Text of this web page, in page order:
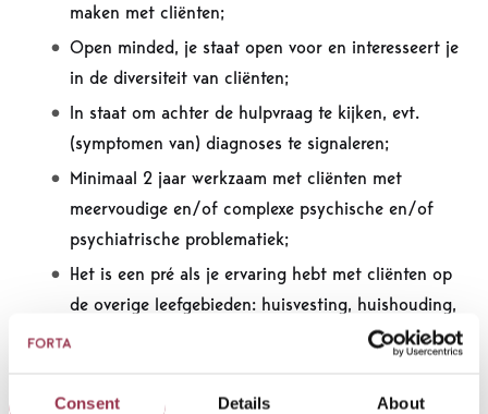
Consent Details About
maken met cliënten;
Open minded, je staat open voor en interesseert je
in de diversiteit van cliënten;
In staat om achter de hulpvraag te kijken, evt.
(symptomen van) diagnoses te signaleren;
Minimaal 2 jaar werkzaam met cliënten met
meervoudige en/of complexe psychische en/of
psychiatrische problematiek;
Het is een pré als je ervaring hebt met cliënten op
de overige leefgebieden: huisvesting, huishouding,
gezin, sociaal, praktisch functioneren, lichamelijk
In het bezit van goede sociale vaardigheden, zoals